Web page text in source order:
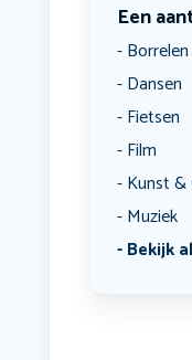
Een
Borrelen
Dansen
Fietsen
Film
Kunst &
Muziek
Bekijk